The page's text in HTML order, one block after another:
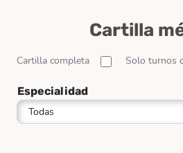
Cartilla
Cartilla completa Solo turnos
Especialidad